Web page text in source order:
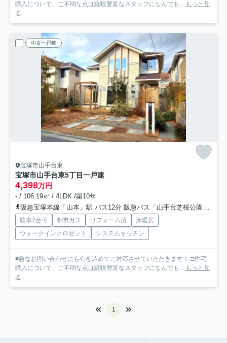
購入について、ご不明な点は経験豊富なスタッフになんでも... もっと見
る
中古一戸建
宝塚市山手台東
宝塚市山手台東5丁目一戸建
4,398万円
- / 106.19㎡ / 4LDK /築10年
阪急宝塚本線「山本」駅 バス12分 阪急バス「山手台芝桜公園前」 停歩3分
駐車2台可 都市ガス リフォーム済
床暖房
ウォークインクロゼット
システムキッチン
■急なお問い合わせにも心を込めてご対応させていただきます！ □住宅
購入について、ご不明な点は経験豊富なスタッフになんでも... もっと見
る
1